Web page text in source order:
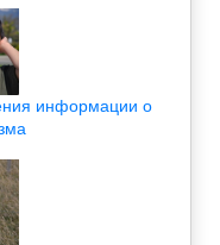
информации о